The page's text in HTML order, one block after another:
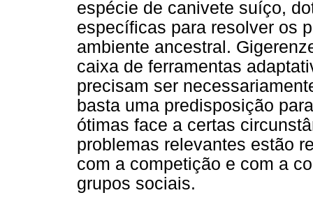
espécie de canivete suíço,
específicas para resolver os
ambiente ancestral.
caixa de ferramentas
precisam ser
basta uma predisposição
ótimas face a certas
problemas relevantes estão
com a competição e com a
grupos sociais.